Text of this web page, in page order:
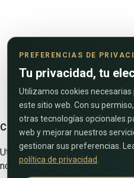
PREFERENCIAS DE
Tu privacidad, tu
Utilizamos cookies
este sitio web. Con su
otras tecnologías opcionales
web y mejorar nuestros
gestionar sus preferencias.
política de privacidad
Contáctenos
Utilice el siguiente formulario
nosotros!